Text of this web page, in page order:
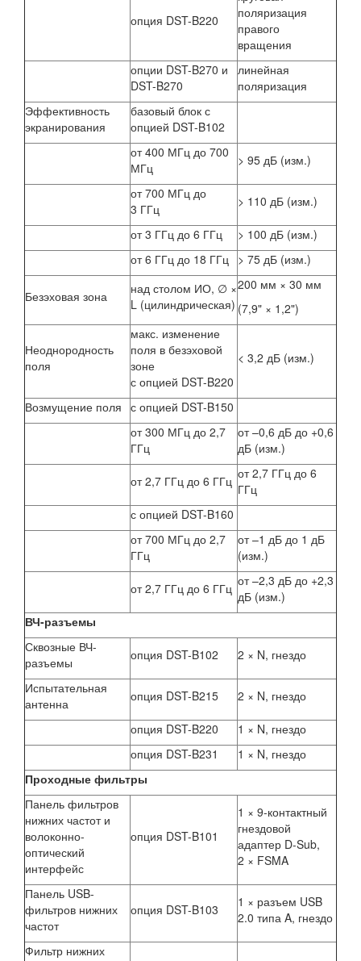
опция DST-B220
поляризация
правого
вращения
опции DST-B270 и
DST-B270
линейная
поляризация
Эффективность
экранирования
базовый блок с
опцией DST-B102
от 400 МГц до 700
МГц
> 95 дБ (изм.)
от 700 МГц до
3 ГГц
> 110 дБ (изм.)
от 3 ГГц до 6 ГГц
> 100 дБ (изм.)
от 6 ГГц до 18 ГГц
> 75 дБ (изм.)
Безэховая зона
над столом ИО, ∅ ×
L (цилиндрическая)
200 мм × 30 мм
(7,9" × 1,2")
Неоднородность
поля
макс. изменение
поля в безэховой
зоне
с опцией DST-B220
< 3,2 дБ (изм.)
Возмущение поля с опцией DST-B150
от 300 МГц до 2,7
ГГц
от –0,6 дБ до +0,6
дБ (изм.)
от 2,7 ГГц до 6 ГГц от 2,7 ГГц до 6
ГГц
с опцией DST-B160
от 700 МГц до 2,7
ГГц
от –1 дБ до 1 дБ
(изм.)
от 2,7 ГГц до 6 ГГц от –2,3 дБ до +2,3
дБ (изм.)
ВЧ-разъемы
Сквозные ВЧ-
разъемы
опция DST-B102 2 × N, гнездо
Испытательная
антенна
опция DST-B215 2 × N, гнездо
опция DST-B220
1 × N, гнездо
опция DST-B231
1 × N, гнездо
Проходные фильтры
Панель фильтров
нижних частот и
волоконно-
оптический
интерфейс
опция DST-B101
1 × 9-контактный
гнездовой
адаптер D-Sub,
2 × FSMA
Панель USB-
фильтров нижних
частот
опция DST-B103
1 × разъем USB
2.0 типа A, гнездо
Фильтр нижних